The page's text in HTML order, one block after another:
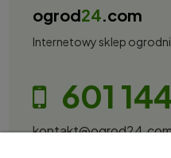
ogrod24.com
Internetowy sklep
601